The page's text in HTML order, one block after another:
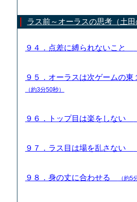
ラス前～オーラスの思考（土田
９４．点差に縛られないこと
９５．オーラスは次ゲームの
（約3分50秒）
９６．トップ目は楽をしない
９７．ラス目は場を乱さない
９８．身の丈に合わせる （約5